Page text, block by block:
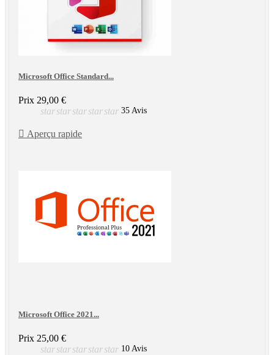
Microsoft Office Standard...
Prix 29,00 €
starstarstarstarstar 35 Avis
 Aperçu rapide
Microsoft Office 2021...
Prix 25,00 €
starstarstarstarstar 10 Avis